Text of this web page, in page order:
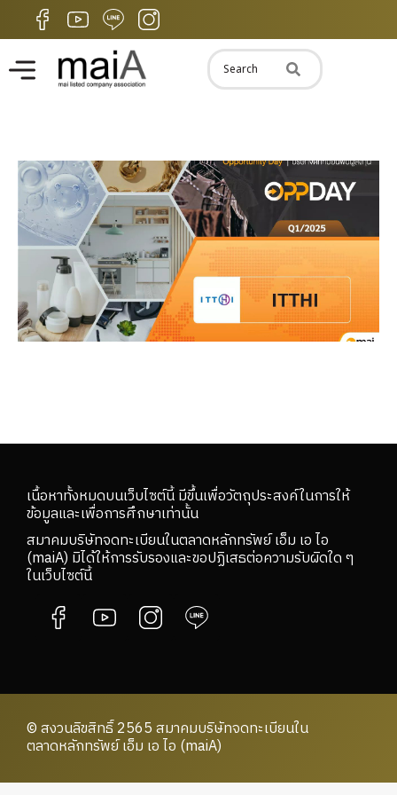
เนื้อหาทั้งหมดบนเว็บไซต์นี้ มีขึ้นเพื่อวัตถุประสงค์ในการให้
ข้อมูลและเพื่อการศึกษาเท่านั้น
สมาคมบริษัทจดทะเบียนในตลาดหลักทรัพย์ เอ็ม เอ ไอ
(maiA) มิได้ให้การรับรองและขอปฏิเสธต่อความรับผิดใด ๆ
ในเว็บไซต์นี้
© สงวนลิขสิทธิ์ 2565 สมาคมบริษัทจดทะเบียนใน
ตลาดหลักทรัพย์ เอ็ม เอ ไอ (maiA)